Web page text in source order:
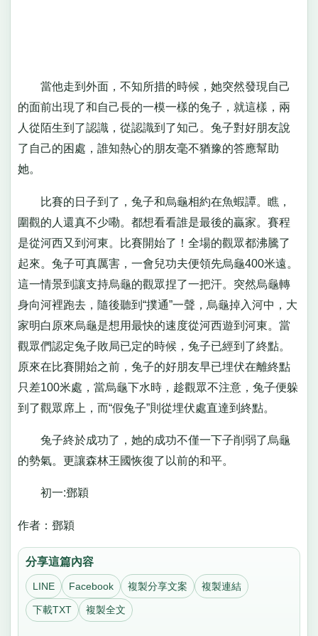
當他走到外面，不知所措的時候，她突然發現自己
的面前出現了和自己長的一模一樣的兔子，就這樣，兩
人從陌生到了認識，從認識到了知己。兔子對好朋友說
了自己的困處，誰知熱心的朋友毫不猶豫的答應幫助
她。
比賽的日子到了，兔子和烏龜相約在魚蝦譚。瞧，
圍觀的人還真不少嘞。都想看看誰是最後的贏家。賽程
是從河西又到河東。比賽開始了！全場的觀眾都沸騰了
起來。兔子可真厲害，一會兒功夫便領先烏龜400米遠。
這一情景到讓支持烏龜的觀眾捏了一把汗。突然烏龜轉
身向河裡跑去，隨後聽到“撲通”一聲，烏龜掉入河中，大
家明白原來烏龜是想用最快的速度從河西遊到河東。當
觀眾們認定兔子敗局已定的時候，兔子已經到了終點。
原來在比賽開始之前，兔子的好朋友早已埋伏在離終點
只差100米處，當烏龜下水時，趁觀眾不注意，兔子便躲
到了觀眾席上，而“假兔子”則從埋伏處直達到終點。
兔子終於成功了，她的成功不僅一下子削弱了烏龜
的勢氣。更讓森林王國恢復了以前的和平。
初一:鄧穎
作者：鄧穎
分享這篇內容
LINE Facebook 複製分享文案 複製連結
下載TXT 複製全文